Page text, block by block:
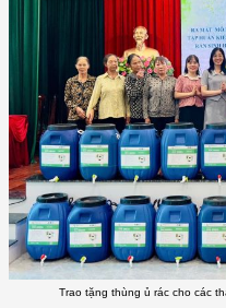
Trao tặng thùng ủ rác cho các